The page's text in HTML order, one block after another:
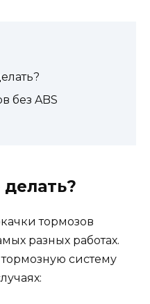
без ABS
тормозов
разных работах.
систему